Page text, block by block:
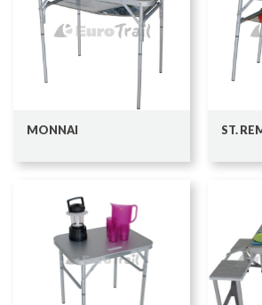
MONNAI ST.